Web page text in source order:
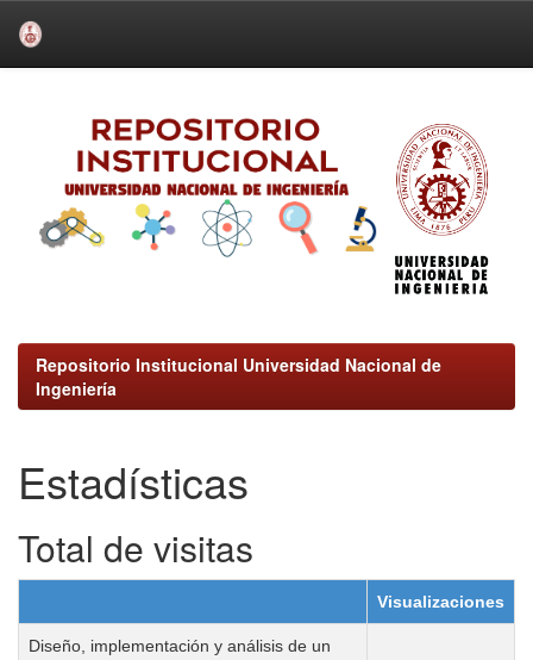
Repositorio Institucional Universidad Nacional de
Ingeniería
Estadísticas
Total de visitas
Visualizaciones
Diseño, implementación y análisis de un